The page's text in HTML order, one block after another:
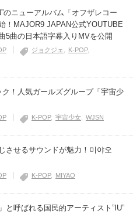
のニューアルバム「オフザレコー
！MAJOR9 JAPAN公式YOUTUBE
5曲の日本語字幕入りMVを公開
ジョクジェ
K-POP
！人気ガールズグループ「宇宙少
K-POP 宇宙少女 WJSN
させるサウンドが魅力！미야오
K-POP MIYAO
と呼ばれる国民的アーティスト”IU”